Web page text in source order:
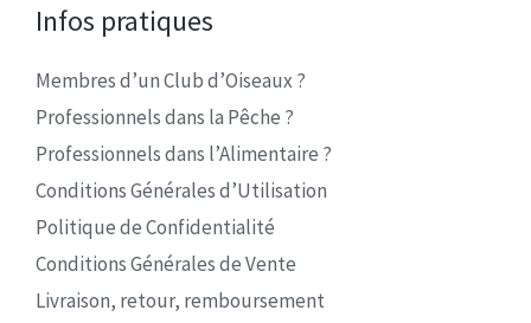
Infos pratiques
Membres d’un Club d’Oiseaux ?
Professionnels dans la Pêche ?
Professionnels dans l’Alimentaire ?
Conditions Générales d’Utilisation
Politique de Confidentialité
Conditions Générales de Vente
Livraison, retour, remboursement